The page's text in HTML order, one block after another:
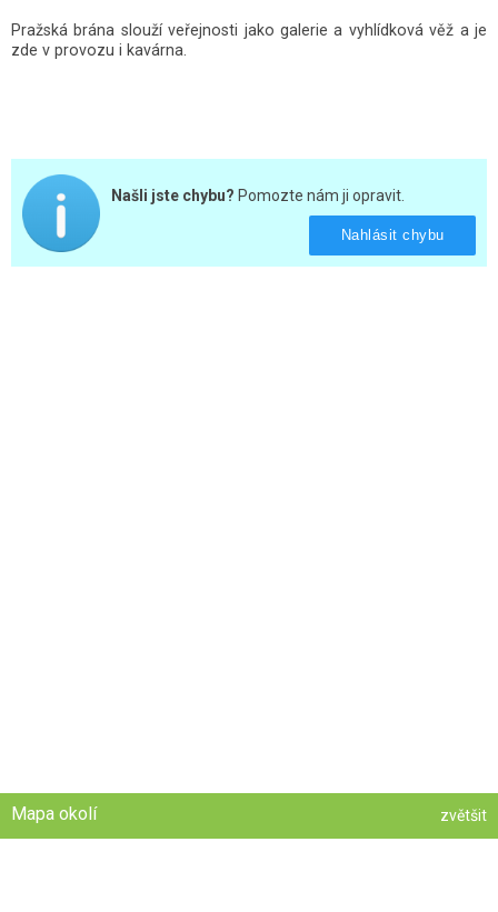
Pražská brána slouží veřejnosti jako galerie a vyhlídková věž a je
zde v provozu i kavárna.
Našli jste chybu? Pomozte nám ji opravit.
Nahlásit chybu
Mapa okolí zvětšit